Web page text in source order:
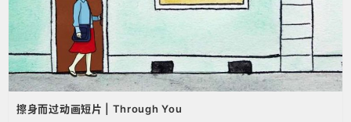
擦身而过动画短片 | Through You